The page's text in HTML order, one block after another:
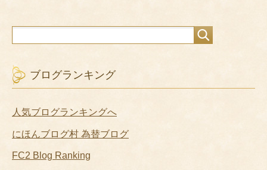
ブログランキング
人気ブログランキングへ
にほんブログ村 為替ブログ
FC2 Blog Ranking